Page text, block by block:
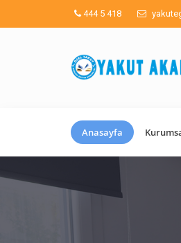
444 5 418
Anasayfa